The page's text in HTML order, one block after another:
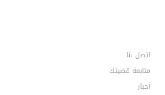
اتصل بنا
متابعة قضيتك
أخبار